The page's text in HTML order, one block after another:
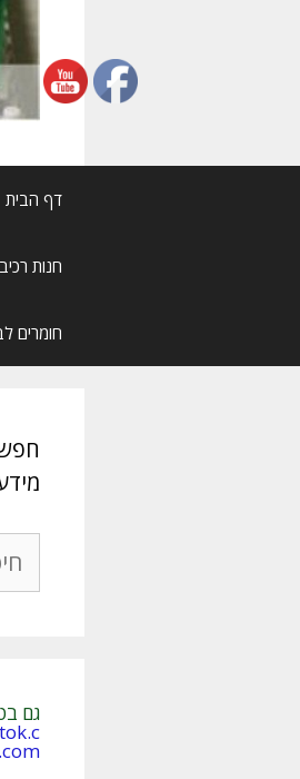
דף הבית
חנות
חומרים
גם